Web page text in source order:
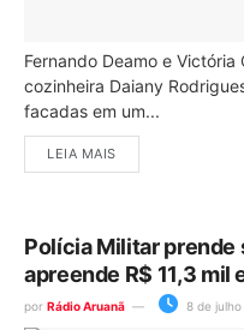
Fernando Deamo e Victória
cozinheira Daiany
facadas em um...
LEIA MAIS
Polícia Militar
apreende R$ 11,3 mil
por Rádio Aruanã 8 de